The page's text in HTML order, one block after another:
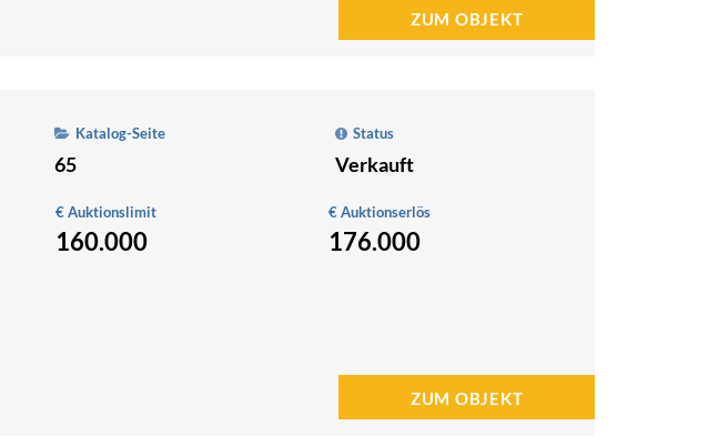
ZUM OBJEKT
Katalog-Seite
65
Status
Verkauft
€ Auktionslimit
160.000
€ Auktionserlös
176.000
ZUM OBJEKT